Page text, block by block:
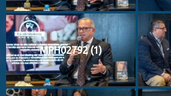
MPH02792 (1)